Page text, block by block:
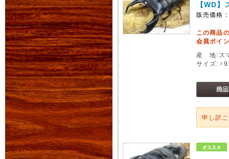
【WD
販売価格
この商品
会員ポイ
産 地:ス
サイズ
申し訳